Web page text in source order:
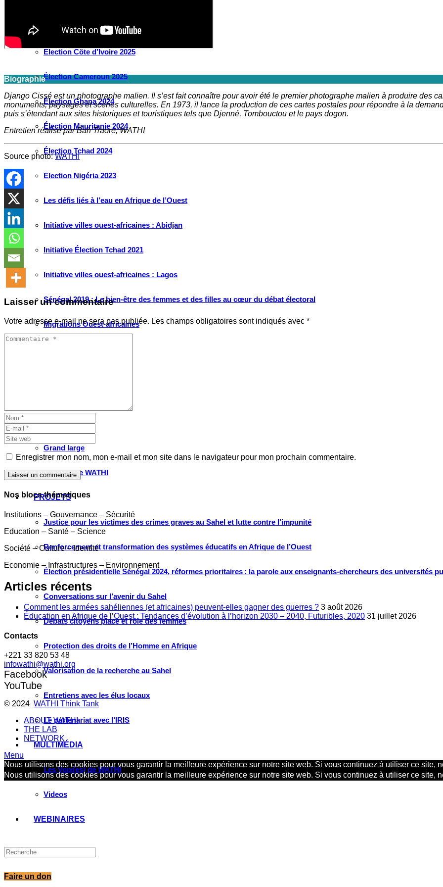
Élection Guinée-Bissau 2025
Élection Côte d’Ivoire 2025
Élection Cameroun 2025
Élection Ghana 2024
Élection Mauritanie 2024
Élection Tchad 2024
Election Nigéria 2023
Les défis liés à l’eau en Afrique de l’Ouest
Initiative villes ouest-africaines : Abidjan
Initiative Élection Tchad 2021
Initiative villes ouest-africaines : Lagos
Sénégal 2019 : Le bien-être des femmes et des filles au cœur du débat électoral
Migrations Ouest-africaines
Passerelle
Grand large
Le choix de WATHI
PROJETS
Justice pour les victimes des crimes graves au Sahel et lutte contre l’impunité
Renforcement et transformation des systèmes éducatifs en Afrique de l’Ouest
Élection présidentielle Sénégal 2024, réformes prioritaires : la parole aux enseignants-chercheurs des universités
Conversations sur l’avenir du Sahel
Débats citoyens place et rôle des femmes
Protection des droits de l’Homme en Afrique
Valorisation de la recherche au Sahel
Entretiens avec les élus locaux
Le partenariat avec l’IRIS
MULTIMÉDIA
Les Voix(es) de WATHI
Videos
WEBINAIRES
Faire un don
Biographie
Django Cissé est un photographe malien. Il s’est fait connaître pour avoir été le premier photographe malien à produire des
monuments, paysages et scènes culturelles. En 1973, il lance la production de ces cartes postales pour répondre à la
puis s’étendant aux sites historiques et touristiques tels que Djenné, Tombouctou et le pays dogon.
Entretien réalisé par Bah Traoré, WATHI
Source photo:WATHI
Laisser un commentaire
Votre adresse e-mail ne sera pas publiée. Les champs obligatoires sont indiqués avec *
Enregistrer mon nom, mon e-mail et mon site dans le navigateur pour mon prochain commentaire.
Laisser un commentaire
Nos blocs thématiques
Institutions – Gouvernance – Sécurité
Education – Santé – Science
Société – Culture – Identité
Economie – Infrastructures – Environnement
Articles récents
Comment les armées sahéliennes (et africaines) peuvent-elles gagner des guerres ? 3 août 2026
Éducation en Afrique de l’Ouest : Tendances d’évolution à l’horizon 2030 – 2040, Futuribles, 2020 31 juillet 2026
Contacts
+221 33 820 53 48
infowathi@wathi.org
Facebook
YouTube
© 2024 WATHI Think Tank
ABOUT WATHI
THE LAB
NETWORK
Menu
Nous utilisons des cookies pour vous garantir la meilleure expérience sur notre site web. Si vous continuez à utiliser ce site,
Nous utilisons des cookies pour vous garantir la meilleure expérience sur notre site web. Si vous continuez à utiliser ce site,